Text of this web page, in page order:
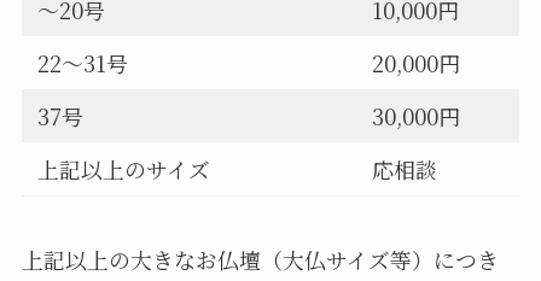
〜20号
10,000円
22〜31号
20,000円
37号
30,000円
上記以上のサイズ
応相談
上記以上の大きなお仏壇（大仏サイズ等）につき